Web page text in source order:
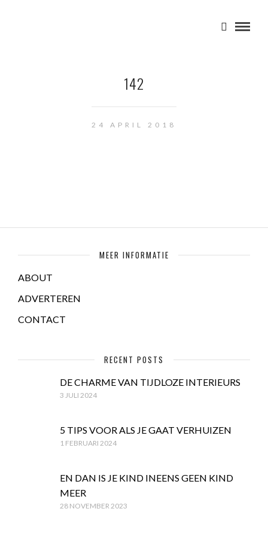
142
24 APRIL 2018
MEER INFORMATIE
ABOUT
ADVERTEREN
CONTACT
RECENT POSTS
DE CHARME VAN TIJDLOZE INTERIEURS
3 JULI 2024
5 TIPS VOOR ALS JE GAAT VERHUIZEN
1 FEBRUARI 2024
EN DAN IS JE KIND INEENS GEEN KIND
MEER
28 NOVEMBER 2023